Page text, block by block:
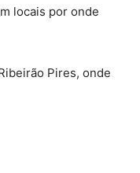
locais por onde
Pires, onde